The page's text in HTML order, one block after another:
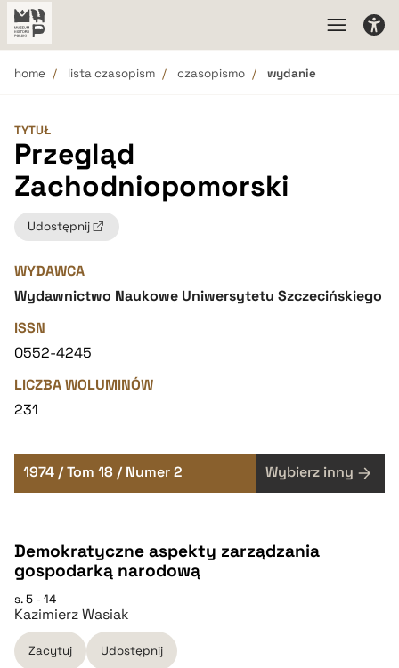
home lista czasopism czasopismo wydanie
TYTUŁ
Przegląd
Zachodniopomorski
Udostępnij
WYDAWCA
Wydawnictwo Naukowe Uniwersytetu Szczecińskiego
ISSN
0552-4245
LICZBA WOLUMINÓW
231
1974 / Tom 18 / Numer 2 Wybierz inny
Demokratyczne aspekty zarządzania
gospodarką narodową
s. 5 - 14
Kazimierz Wasiak
Zacytuj Udostępnij